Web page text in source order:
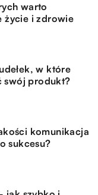
warto
życie i zdrowie
w które
swój produkt?
komunikacja
sukcesu?